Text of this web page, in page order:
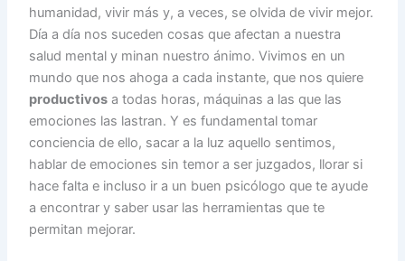
humanidad, vivir más y, a veces, se olvida de vivir mejor.
Día a día nos suceden cosas que afectan a nuestra
salud mental y minan nuestro ánimo. Vivimos en un
mundo que nos ahoga a cada instante, que nos quiere
productivos a todas horas, máquinas a las que las
emociones las lastran. Y es fundamental tomar
conciencia de ello, sacar a la luz aquello sentimos,
hablar de emociones sin temor a ser juzgados, llorar si
hace falta e incluso ir a un buen psicólogo que te ayude
a encontrar y saber usar las herramientas que te
permitan mejorar.